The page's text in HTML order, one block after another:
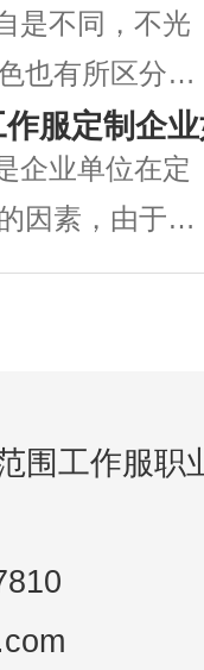
工作服的程
户指定规
形量制的尺寸
是不同，不光
也有所区分，
，环卫工人定
黄色的，警示
全。 红色工
情，大胆勇
服定制企
企业单位在定
因素，由于工
的好坏直接关
围工作服职